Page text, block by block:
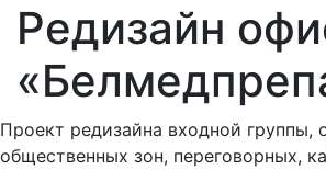
Редизайн
Проект редизайна входной группы,
общественных зон, переговорных,